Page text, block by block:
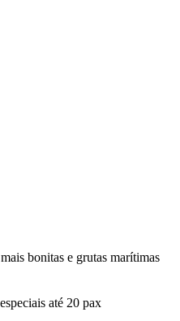
bonitas e grutas marítimas
até 20 pax